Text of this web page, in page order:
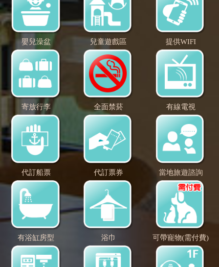
嬰兒澡盆 兒童遊戲區 提供WIFI
寄放行李 全面禁菸 有線電視
代訂船票 代訂票券 當地旅遊諮詢
有浴缸房型 浴巾 可帶寵物(需付費)